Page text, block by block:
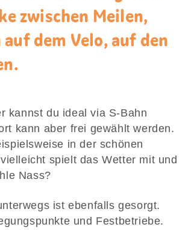
zwischen Meilen,
dem Velo, auf den
kannst du ideal via S-Bahn
kann aber frei gewählt werden.
in der schönen
spielt das Wetter mit und
Nass?
ist ebenfalls gesorgt.
und Festbetriebe.